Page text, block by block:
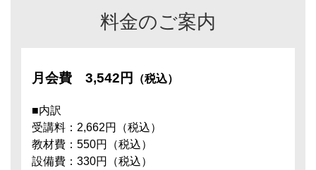
料金のご案内
月会費 3,542円 （税込）
■内訳
受講料：2,662円（税込）
教材費：550円（税込）
設備費：330円（税込）